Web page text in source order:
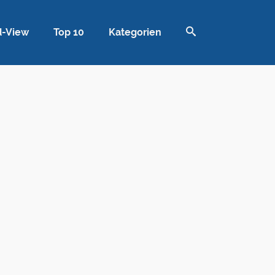
View Top 10 Kategorien